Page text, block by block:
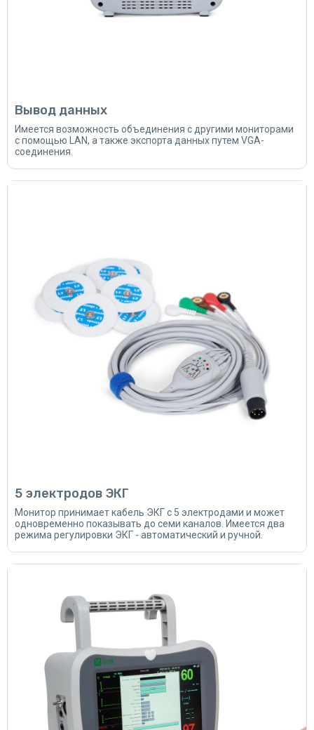
Вывод данных
Имеется возможность объединения с другими мониторами
с помощью LAN, а также экспорта данных путем VGA-
соединения.
5 электродов ЭКГ
Монитор принимает кабель ЭКГ с 5 электродами и может
одновременно показывать до семи каналов. Имеется два
режима регулировки ЭКГ - автоматический и ручной.